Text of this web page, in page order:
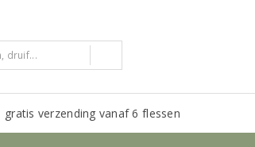
gratis verzending vanaf 6 flessen